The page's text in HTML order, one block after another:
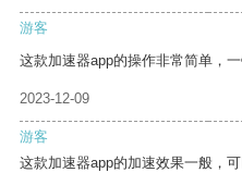
游客
这款加速器app的操作非常简单，
2023-12-09
游客
这款加速器app的加速效果一般，